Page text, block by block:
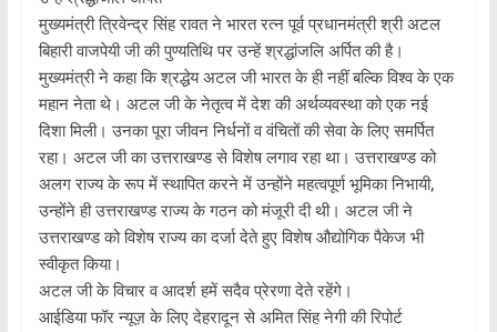
मुख्यमंत्री त्रिवेन्द्र सिंह रावत ने भारत रत्न पूर्व प्रधानमंत्री श्री अटल
बिहारी वाजपेयी जी की पुण्यतिथि पर उन्हें श्रद्धांजलि अर्पित की है।
मुख्यमंत्री ने कहा कि श्रद्धेय अटल जी भारत के ही नहीं बल्कि विश्व के एक
महान नेता थे। अटल जी के नेतृत्व में देश की अर्थव्यवस्था को एक नई
दिशा मिली। उनका पूरा जीवन निर्धनों व वंचितों की सेवा के लिए समर्पित
रहा। अटल जी का उत्तराखण्ड से विशेष लगाव रहा था। उत्तराखण्ड को
अलग राज्य के रूप में स्थापित करने में उन्होंने महत्वपूर्ण भूमिका निभायी,
उन्होंने ही उत्तराखण्ड राज्य के गठन को मंजूरी दी थी। अटल जी ने
उत्तराखण्ड को विशेष राज्य का दर्जा देते हुए विशेष औद्योगिक पैकेज भी
स्वीकृत किया।
अटल जी के विचार व आदर्श हमें सदैव प्रेरणा देते रहेंगे।
आईडिया फॉर न्यूज़ के लिए देहरादून से अमित सिंह नेगी की रिपोर्ट